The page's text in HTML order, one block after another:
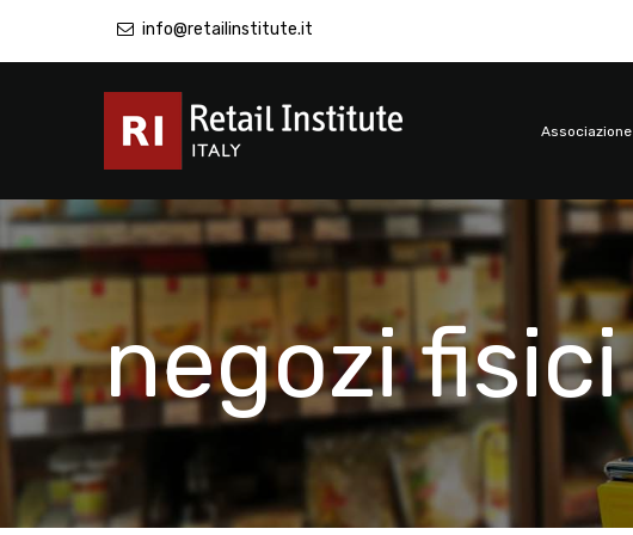
info@retailinstitute.it
Associazione
negozi fisici